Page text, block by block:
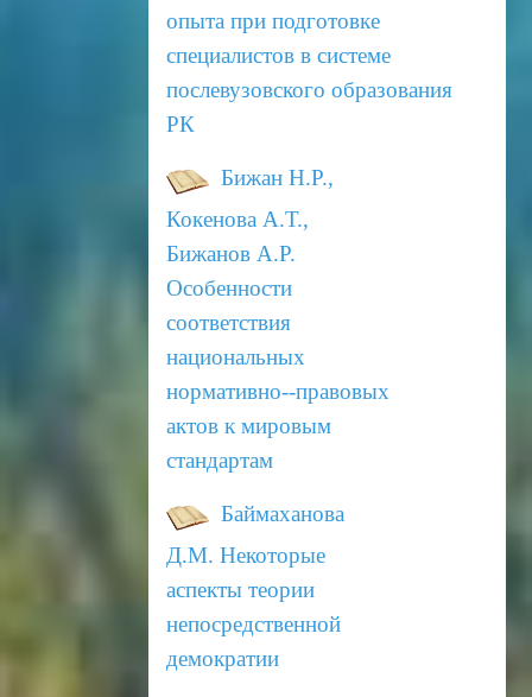
опыта при подготовке
специалистов в системе
послевузовского образования
РК
Бижан Н.Р.,
Кокенова А.Т.,
Бижанов А.Р.
Особенности
соответствия
национальных
нормативно--правовых
актов к мировым
стандартам
Баймаханова
Д.М. Некоторые
аспекты теории
непосредственной
демократии